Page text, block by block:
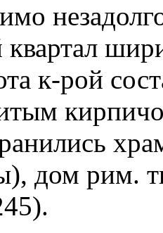
квартал
к-рой
дом рим.